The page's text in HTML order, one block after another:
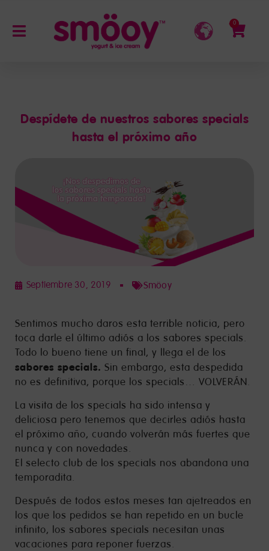
0
Despídete de nuestros sabores specials
hasta el próximo año
Septiembre 30, 2019 Smöoy
Sentimos mucho daros esta terrible noticia, pero
toca darle el último adiós a los sabores specials.
Todo lo bueno tiene un final, y llega el de los
sabores specials. Sin embargo, esta despedida
no es definitiva, porque los specials… VOLVERÁN.
La visita de los specials ha sido intensa y
deliciosa pero tenemos que decirles adiós hasta
el próximo año, cuando volverán más fuertes que
nunca y con novedades.
El selecto club de los specials nos abandona una
temporadita.
Después de todos estos meses tan ajetreados en
los que los pedidos se han repetido en un bucle
infinito, los sabores specials necesitan unas
vacaciones para reponer fuerzas.